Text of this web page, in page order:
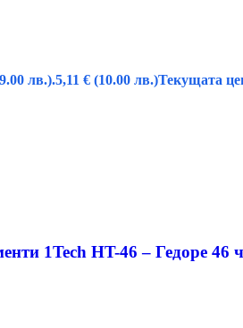
лв.).5,11 € (10.00 лв.)Текущата
1Tech HT-46 – Гедоре 46